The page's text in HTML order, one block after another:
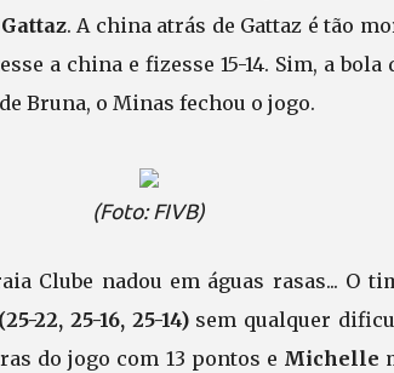
. A china atrás de Gattaz é tão
a china e fizesse 15-14. Sim, a
Bruna, o Minas fechou o jogo.
(Foto: FIVB)
Clube nadou em águas rasas... O
22, 25-16, 25-14) sem qualquer
do jogo com 13 pontos e Michelle